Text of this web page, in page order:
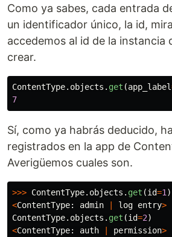
Como ya sabes, cada entrada
un identificador único, la id,
accedemos al id de la instancia
crear.
ContentType. objects . get (app_label
7
Sí, como ya habrás deducido,
registrados en la app de
Averigüemos cuales son.
>>> ContentType. objects . get (id=1 )
<ContentType: admin log entry>
ContentType. objects . get (id=2)
<ContentType: auth permission>